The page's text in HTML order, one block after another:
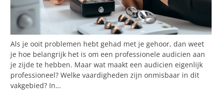
Als je ooit problemen hebt gehad met je gehoor, dan weet
je hoe belangrijk het is om een professionele audicien aan
je zijde te hebben. Maar wat maakt een audicien eigenlijk
professioneel? Welke vaardigheden zijn onmisbaar in dit
vakgebied? In…